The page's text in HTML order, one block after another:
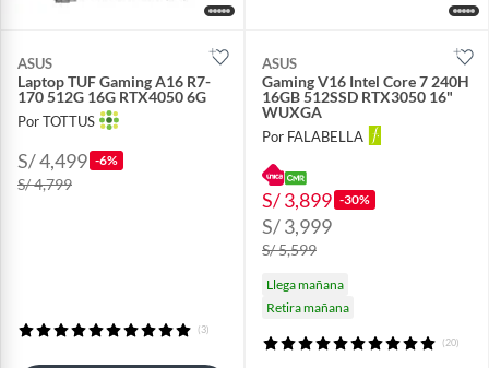
ASUS
Laptop TUF Gaming A16 R7-
170 512G 16G RTX4050 6G
Por TOTTUS
S/ 4,499 -6%
S/ 4,799
(3)
ASUS
Gaming V16 Intel Core 7 240H
16GB 512SSD RTX3050 16"
WUXGA
Por FALABELLA
S/ 3,899 -30%
S/ 3,999
S/ 5,599
Llega mañana
Retira mañana
(20)